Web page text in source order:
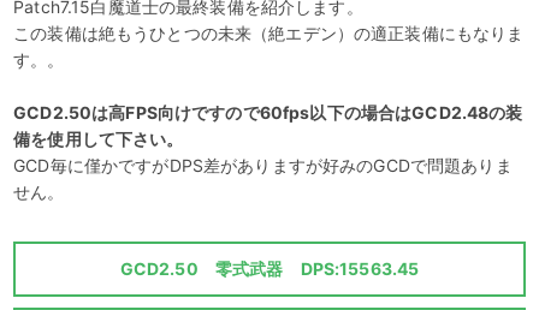
Patch7.15白魔道士の最終装備を紹介します。
この装備は絶もうひとつの未来（絶エデン）の適正装備にもなりま
す。。
GCD2.50は高FPS向けですので60fps以下の場合はGCD2.48の装
備を使用して下さい。
GCD毎に僅かですがDPS差がありますが好みのGCDで問題ありま
せん。
GCD2.50 零式武器 DPS:15563.45